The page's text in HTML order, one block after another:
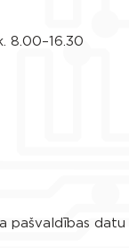
8.00–16.30
pašvaldības